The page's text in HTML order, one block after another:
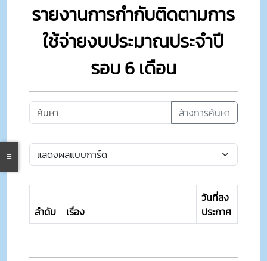
รายงานการกำกับติดตามการ
ใช้จ่ายงบประมาณประจำปี
รอบ 6 เดือน
ล้างการค้นหา
ลำดับ เรื่อง
วันที่ลง
ประกาศ